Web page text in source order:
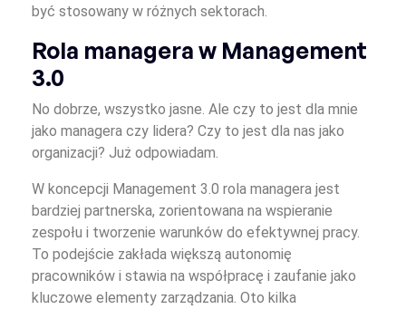
być stosowany w różnych sektorach.
Rola managera w Management
3.0
No dobrze, wszystko jasne. Ale czy to jest dla mnie
jako managera czy lidera? Czy to jest dla nas jako
organizacji? Już odpowiadam.
W koncepcji Management 3.0 rola managera jest
bardziej partnerska, zorientowana na wspieranie
zespołu i tworzenie warunków do efektywnej pracy.
To podejście zakłada większą autonomię
pracowników i stawia na współpracę i zaufanie jako
kluczowe elementy zarządzania. Oto kilka